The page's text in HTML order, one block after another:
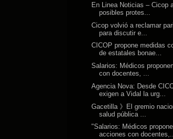
En Linea Noticias – Cicop
posibles protes...
Cicop volvió a reclamar
para discutir e...
CICOP propone medidas
de estatales bonae...
Salarios: Médicos
con docentes, ...
Agencia Nova: Desde
exigen a Vidal la urg...
Gacetilla 》El gremio
salud pública ...
"Salarios: Médicos
acciones con